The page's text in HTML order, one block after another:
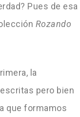
Pues de esa
Rozando
la
pero bien
que formamos